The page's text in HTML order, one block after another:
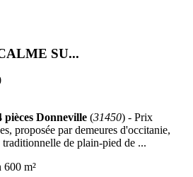
SU...
pièces Donneville (31450) - Prix
proposée par demeures d'occitanie,
traditionnelle de plain-pied de ...
600 m²